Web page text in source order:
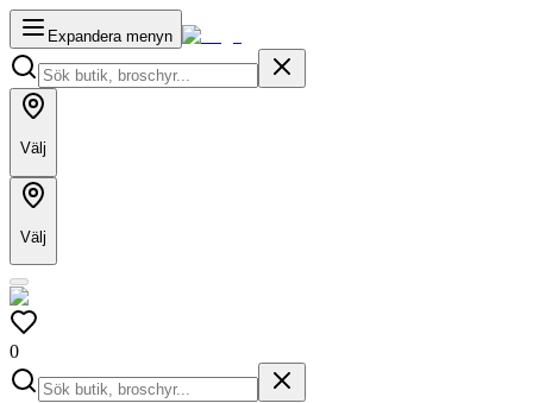
Expandera menyn
Välj
Välj
0